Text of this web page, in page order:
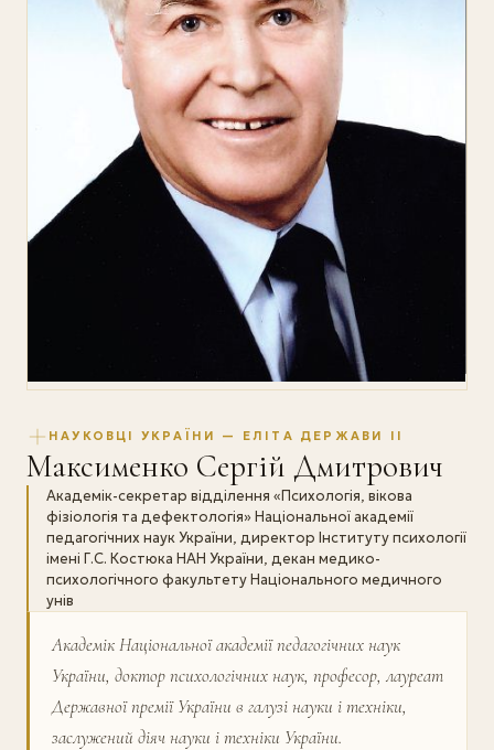
НАУКОВЦІ УКРАЇНИ — ЕЛІТА ДЕРЖАВИ II
Максименко Сергій Дмитрович
Академік-секретар відділення «Психологія, вікова
фізіологія та дефектологія» Національної академії
педагогічних наук України, директор Інституту психології
імені Г.С. Костюка НАН України, декан медико-
психологічного факультету Національного медичного
унів
Академік Національної академії педагогічних наук
України, доктор психологічних наук, професор, лауреат
Державної премії України в галузі науки і техніки,
заслужений діяч науки і техніки України.